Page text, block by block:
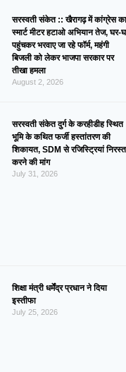
सरस्वती संकेत :: खैरागढ़ में कांग्रेस का
स्मार्ट मीटर हटाओ अभियान तेज, घर-
पहुंचकर भरवाए जा रहे फॉर्म, महंगी
बिजली को लेकर भाजपा सरकार पर
तीखा हमला
August 2, 2026
सरस्वती संकेत दुर्ग के करहीडीह स्थित
भूमि के कथित फर्जी हस्तांतरण की
शिकायत, SDM से रजिस्ट्रियां निरस्त
करने की मांग
July 31, 2026
शिक्षा मंत्री धर्मेंद्र प्रधान ने दिया
इस्तीफा
July 25, 2026